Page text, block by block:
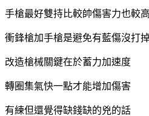
手槍最好雙持比較帥傷害力也較高
衝鋒槍加手槍是避免有藍傷沒打
改造槍械關鍵在於蓄力加速度
轉圈集氣快一點才能增加傷害
有練但還覺得缺錢缺的兇的話